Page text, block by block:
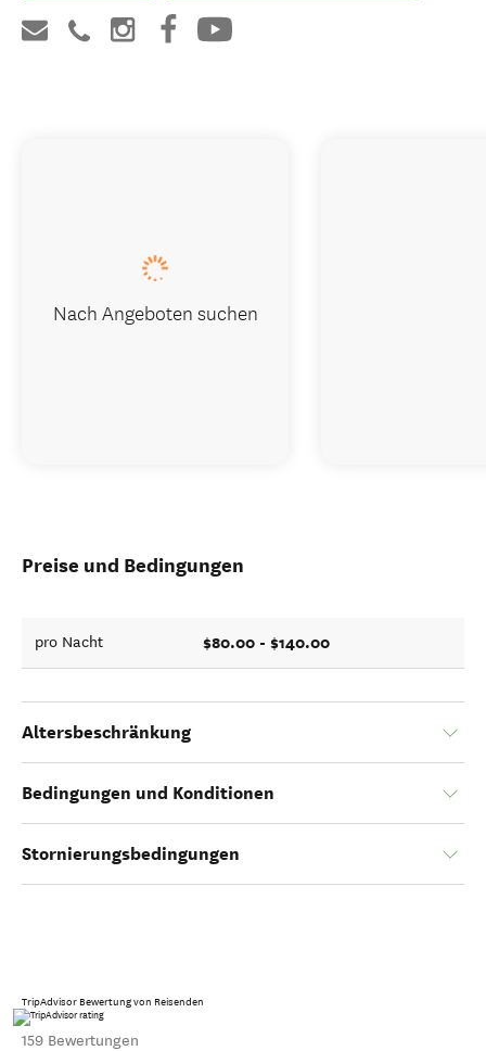
Preise und Bedingungen
pro Nacht $80.00 - $140.00
Altersbeschränkung
Bedingungen und Konditionen
Stornierungsbedingungen
TripAdvisor Bewertung von Reisenden
159 Bewertungen
Nach Angeboten suchen